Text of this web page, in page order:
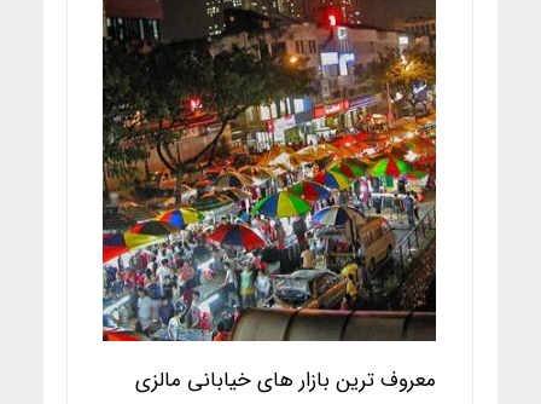
معروف ترین بازار های خیابانی مالزی